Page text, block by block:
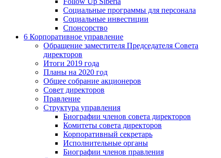
Социальные программы для персонала
Социальные инвестиции
Спонсорство
6 Корпоративное управление
Обращение заместителя Председателя Совета
директоров
Итоги 2019 года
Планы на 2020 год
Общее собрание акционеров
Совет директоров
Правление
Структура управления
Биографии членов совета директоров
Комитеты совета директоров
Корпоративный секретарь
Исполнительные органы
Биографии членов правления